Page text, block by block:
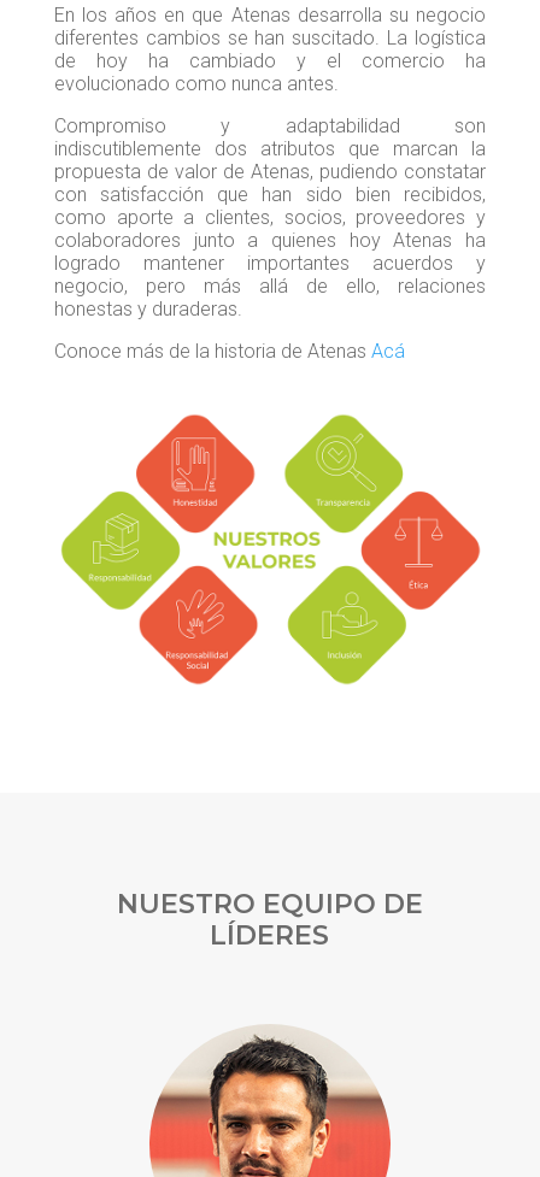
En los años en que Atenas desarrolla su negocio
diferentes cambios se han suscitado. La logística
de hoy ha cambiado y el comercio ha
evolucionado como nunca antes.
Compromiso y adaptabilidad son
indiscutiblemente dos atributos que marcan la
propuesta de valor de Atenas, pudiendo constatar
con satisfacción que han sido bien recibidos,
como aporte a clientes, socios, proveedores y
colaboradores junto a quienes hoy Atenas ha
logrado mantener importantes acuerdos y
negocio, pero más allá de ello, relaciones
honestas y duraderas.
Conoce más de la historia de Atenas Acá
NUESTRO EQUIPO DE
LÍDERES